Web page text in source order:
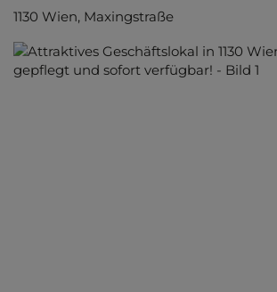
1130 Wien, Maxingstraße